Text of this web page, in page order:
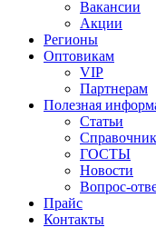
Вакансии
Акции
Регионы
Оптовикам
VIP
Партнерам
Полезная
Статьи
Справочник
ГОСТЫ
Новости
Вопрос-
Прайс
Контакты